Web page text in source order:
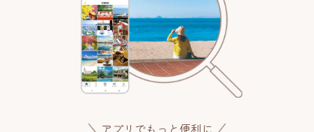
アプリでもっと便利に